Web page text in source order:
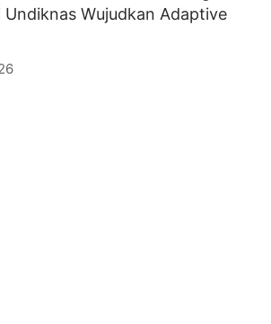
Undiknas Wujudkan Adaptive